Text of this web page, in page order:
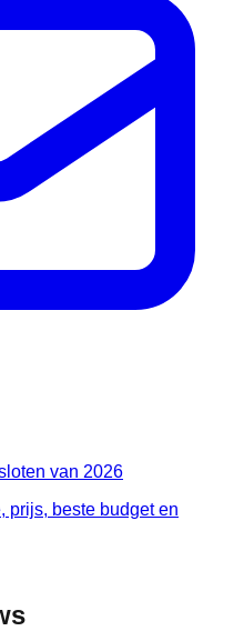
van 2026
beste budget en